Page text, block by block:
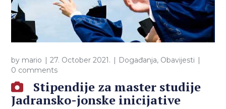
by mario 27. October 2021. Događanja, Obavijesti
0 comments
Stipendije za master studije
Jadransko-jonske inicijative